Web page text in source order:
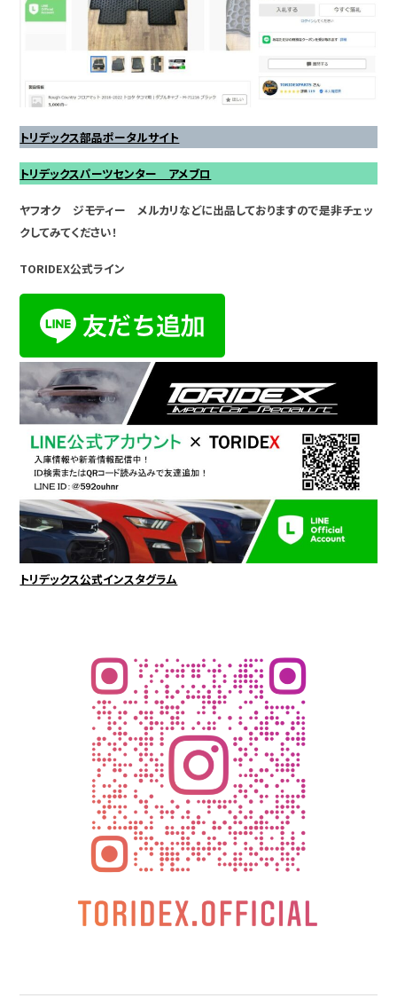
トリデックス部品ポータルサイト
トリデックスパーツセンター アメブロ
ヤフオク ジモティー メルカリなどに出品しておりますので是非チェッ
クしてみてください！
TORIDEX公式ライン
トリデックス公式インスタグラム